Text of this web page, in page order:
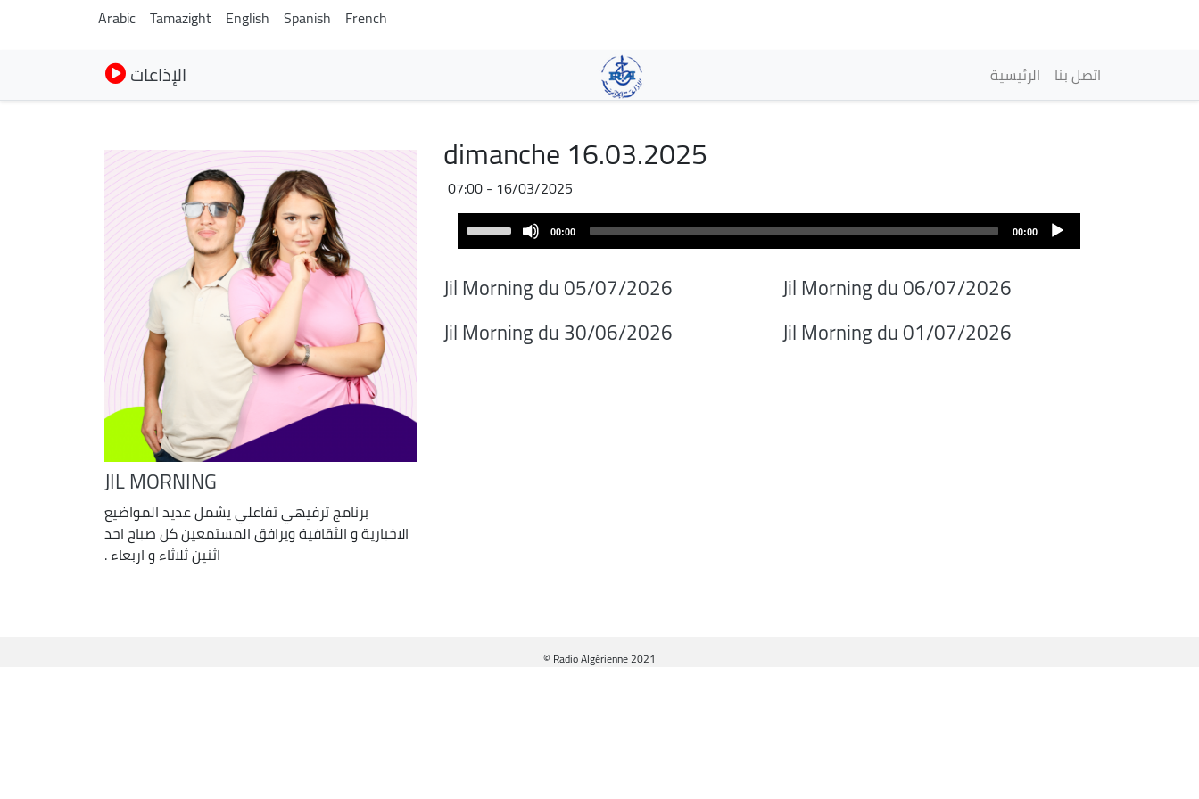
main
content
Arabic Tamazight English Spanish French
الإذاعات Navigation
الرئيسية اتصل بنا
dimanche 16.03.2025
16/03/2025 - 07:00
Player
00:00
00:00
Up/Down
keys
increase
decrease
Jil Morning du 06/07/2026
Jil Morning du 05/07/2026
Jil Morning du 01/07/2026
06/2026/Jil Morning du 30
JIL MORNING
برنامج ترفيهي تفاعلي يشمل عديد المواضيع
الاخبارية و الثقافية ويرافق المستمعين كل صباح احد
اثنين ثلاثاء و اربعاء .
© Radio Algérienne 2021